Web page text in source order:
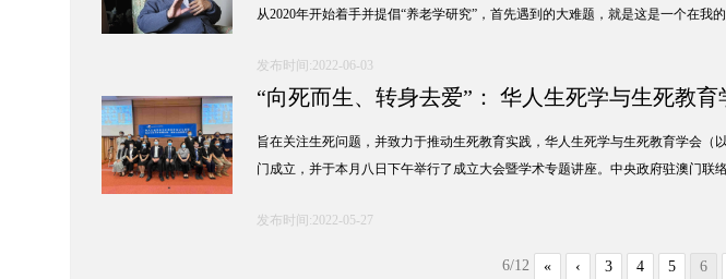
从2020年开始着手并提倡“养老学研究”，首先遇到的大难题，就是这是一个在我
发布时间:2022-06-03
​“向死而生、转身去爱”： 华人生死学与生死教育
旨在关注生死问题，并致力于推动生死教育实践，华人生死学与生死教育学会（
门成立，并于本月八日下午举行了成立大会暨学术专题讲座。中央政府驻澳门联
发布时间:2022-05-27
6/12 « ‹ 3 4 5 6